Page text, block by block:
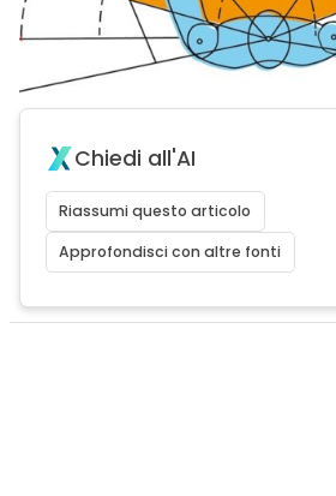
Chiedi all'AI
Riassumi questo articolo
Approfondisci con altre fonti